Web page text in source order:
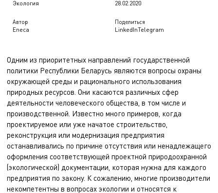
Экология 28.02.2020
Автор
Eneca
Поделиться
LinkedInTelegram
Одним из приоритетных направлений государственной
политики Республики Беларусь являются вопросы охраны
окружающей среды и рационального использования
природных ресурсов. Они касаются различных сфер
деятельности человеческого общества, в том числе и
производственной. Известно много примеров, когда
проектируемое или уже начатое строительство,
реконструкция или модернизация предприятия
останавливались по причине отсутствия или ненадлежащего
оформления соответствующей проектной природоохранной
(экологической) документации, которая нужна для каждого
предприятия по закону. К сожалению, многие производители
некомпетентны в вопросах экологии и относятся к